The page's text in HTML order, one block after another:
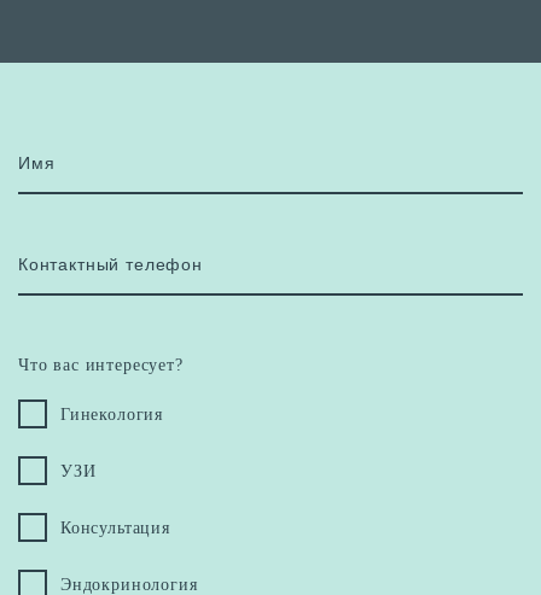
Имя
Контактный телефон
Что вас интересует?
Гинекология
УЗИ
Консультация
Эндокринология